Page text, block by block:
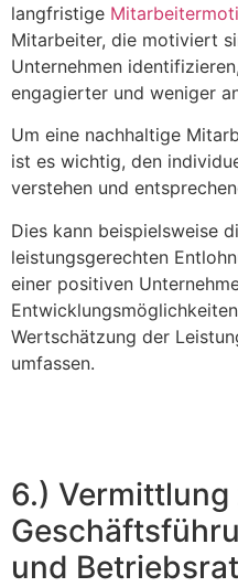
langfristige
Mitarbeiter, die motiviert
Unternehmen
engagierter und weniger
Um eine nachhaltige
ist es wichtig, den
verstehen und
Dies kann beispielsweise
leistungsgerechten
einer positiven
Wertschätzung der
umfassen.
6.) Vermittlung
und Betriebsrat